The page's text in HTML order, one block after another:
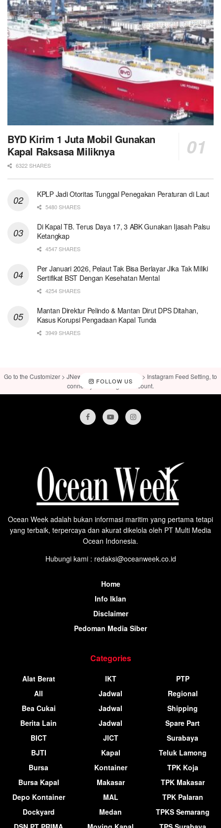
BYD Kirim 1 Juta Mobil Gunakan
Kapal Raksasa Miliknya
6322 SHARES
KPLP Jadi Otoritas Tunggal Penegakan Peraturan di Laut
5480 SHARES
Di Kapal TB. Terus Daya 17, 3 ABK Gunakan Ijasah Palsu
Ketangkap
4547 SHARES
Per Januari 2026, Pelaut Tak Bisa Berlayar Jika Tak Miliki
Sertifikat BST Dengan Kesehatan Mental
4254 SHARES
Mantan Direktur Pelindo & Mantan Dirut DPS Ditahan,
Kasus Korupsi Pengadaan Kapal Tunda
3949 SHARES
FOLLOW US
Go to the Customizer > JNews : Social, Like & View > Instagram Feed Setting, to
connect your Instagram account.
Ocean Week adalah bukan informasi maritim yang pertama tetapi
yang terbaik, terpercaya dan akurat dikelola oleh PT Multi Media
Ocean Indonesia.
Hubungi kami : redaksi@oceanweek.co.id
Home
Info Iklan
Disclaimer
Pedoman Media Siber
Categories
Alat Berat
All
Bea Cukai
Berita Lain
BICT
BJTI
Bursa
Bursa Kapal
Depo Kontainer
Dockyard
IKT
Jadwal
Jadwal
Jadwal
JICT
Kapal
Kontainer
Makasar
MAL
Medan
PTP
Regional
Shipping
Spare Part
Surabaya
Teluk Lamong
TPK Koja
TPK Makasar
TPK Palaran
TPKS Semarang